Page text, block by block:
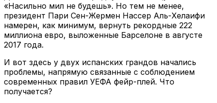
«Насильно мил не будешь». Но тем не менее,
президент Пари Сен-Жермен Нассер Аль-Хелаифи
намерен, как минимум, вернуть рекордные 222
миллиона евро, выложенные Барселоне в августе
2017 года.
И вот здесь у двух испанских грандов начались
проблемы, напрямую связанные с соблюдением
современных правил УЕФА фейр-плей. Что
получается?